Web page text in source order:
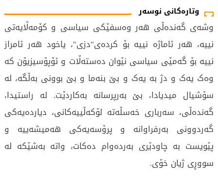
وتارەکانی نوسەر
وشەی گەندەڵی هەر وەسفێکی سیاسی و کۆمەڵایەتی
نییە، هەر ئاماژە نییە بۆ کردەی"دزی"، یاخود هەر ئامراز
نییە بۆ گەمێی سیاسی نێوان دەستەڵات و ئۆپۆسیزیۆن کە
وەک یەک و دژ بە یەک و بێ بنەما و بێ بوونی بەڵگە، لە
سۆشیال میدیادا، بێ بەرپرسانە بەکاردێت. لە راستیدا،
گەندەڵی، سەرباری خەسڵەتە لۆکەڵییەکانی، دیاردەیەکی
گەردوونی بەرفراوانە و پرۆسەیەکی هەمیشەییە و
پێویست بە چاودێری بەردەوام دەکات، واتە بەشێکە لە
سووڕی ژیان خۆی.